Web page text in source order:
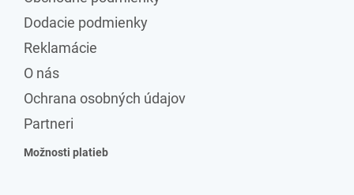
Dodacie podmienky
Reklamácie
O nás
Ochrana osobných údajov
Partneri
Možnosti platieb